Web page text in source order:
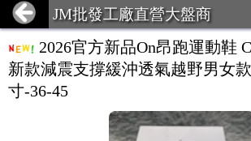
JM批發工廠直營大盤商
2026官方新品On昂跑運動鞋
新款減震支撐緩沖透氣越野男女
寸-36-45